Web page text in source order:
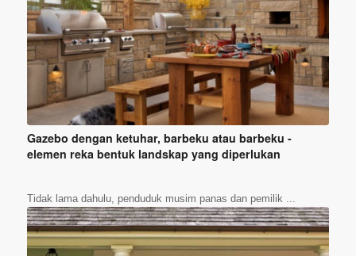
Gazebo dengan ketuhar, barbeku atau barbeku -
elemen reka bentuk landskap yang diperlukan
Tidak lama dahulu, penduduk musim panas dan pemilik ...